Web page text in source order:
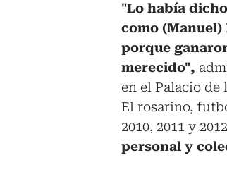
"Lo había
como
porque
merecido",
en el Palacio de
El rosarino,
2010, 2011 y
personal y